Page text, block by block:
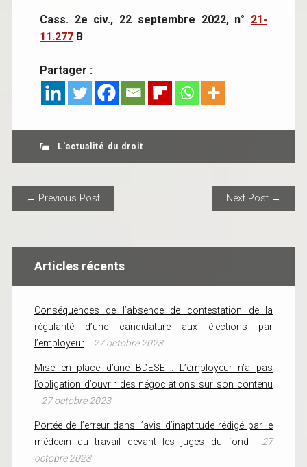
Cass. 2e civ., 22 septembre 2022, n° 21-
11.277B
Partager :
L'actualité du droit
POST NAVIGATION
← Previous Post Next Post →
Articles récents
Conséquences de l’absence de contestation de la
régularité d’une candidature aux élections par
l’employeur
27 octobre 2023
Mise en place d’une BDESE : L’employeur n’a pas
l’obligation d’ouvrir des négociations sur son contenu
27 octobre 2023
Portée de l’erreur dans l’avis d’inaptitude rédigé par le
médecin du travail devant les juges du fond
27
octobre 2023